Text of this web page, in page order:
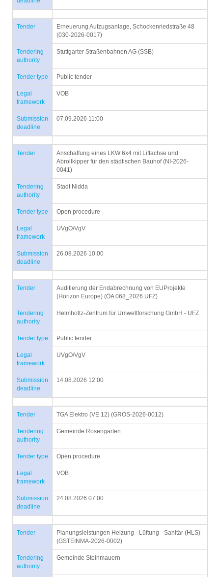
Tender
Erneuerung Aufzugsanlage, Schockenriedstraße 48
(030-2026-0017)
Tendering
authority
Stuttgarter Straßenbahnen AG (SSB)
Tender type Public tender
Legal
framework
VOB
Submission
deadline
07.09.2026 11:00
Tender
Anschaffung eines LKW 6x4 mit Liftachse und
Abrollkipper für den städtischen Bauhof (NI-2026-
0041)
Tendering
authority
Stadt Nidda
Tender type Open procedure
Legal
framework
UVgO/VgV
Submission
deadline
26.08.2026 10:00
Tender
Auditierung der Endabrechnung von EUProjekte
(Horizon Europe) (ÖA 068_2026 UFZ)
Tendering
authority
Helmholtz-Zentrum für Umweltforschung GmbH - UFZ
Tender type Public tender
Legal
framework
UVgO/VgV
Submission
deadline
14.08.2026 12:00
Tender TGA Elektro (VE 12) (GROS-2026-0012)
Tendering
authority
Gemeinde Rosengarten
Tender type Open procedure
Legal
framework
VOB
Submission
deadline
24.08.2026 07:00
Tender
Planungsleistungen Heizung - Lüftung - Sanitär (HLS)
(GSTEINMA-2026-0002)
Tendering
authority
Gemeinde Steinmauern